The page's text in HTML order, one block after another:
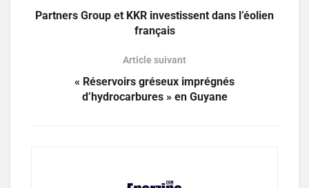
Partners Group et KKR investissent dans l’éolien
français
Article suivant
« Réservoirs gréseux imprégnés
d’hydrocarbures » en Guyane